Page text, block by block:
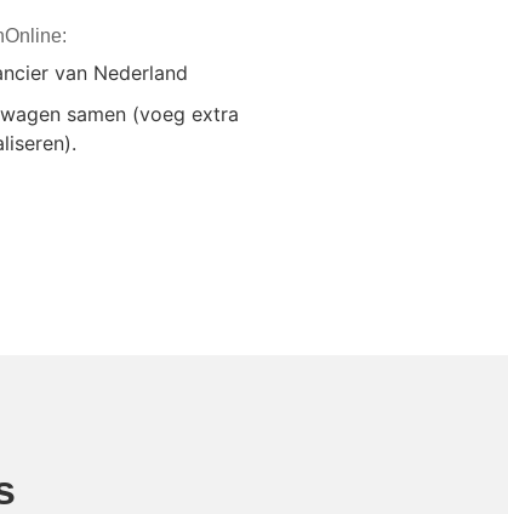
van Nederland
samen (voeg extra